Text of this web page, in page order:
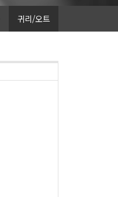
귀리/오트